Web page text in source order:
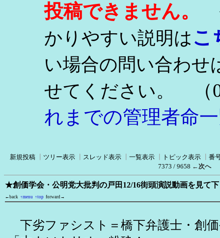
投稿できません。
かりやすい説明はこ
い場合の問い合わせ
せてください。
（
れまでの管理者命
新規投稿 ツリー表示 スレッド表示 一覧表示 トピック表示
番
7373 / 9658 ←次へ
★創価学会・公明党大批判の戸田12/16街頭演説動画を見て
←back ↑menu ↑top forward→
下劣ファシスト＝橋下弁護士・創